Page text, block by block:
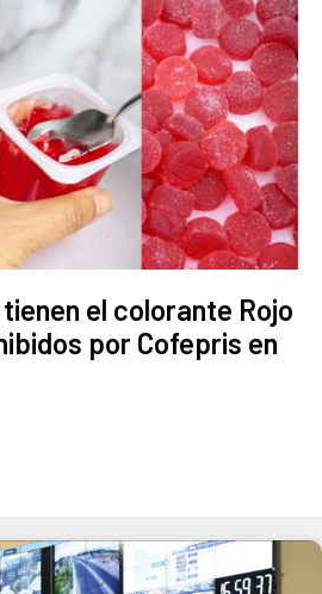
el colorante Rojo
por Cofepris en